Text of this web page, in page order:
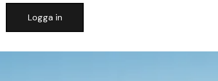
Logga in